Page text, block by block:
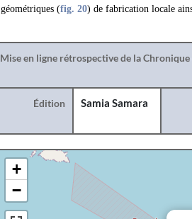
géométriques (fig. 20) de fabrication locale
Mise en ligne rétrospective de la
Édition Samia Samara
+
−